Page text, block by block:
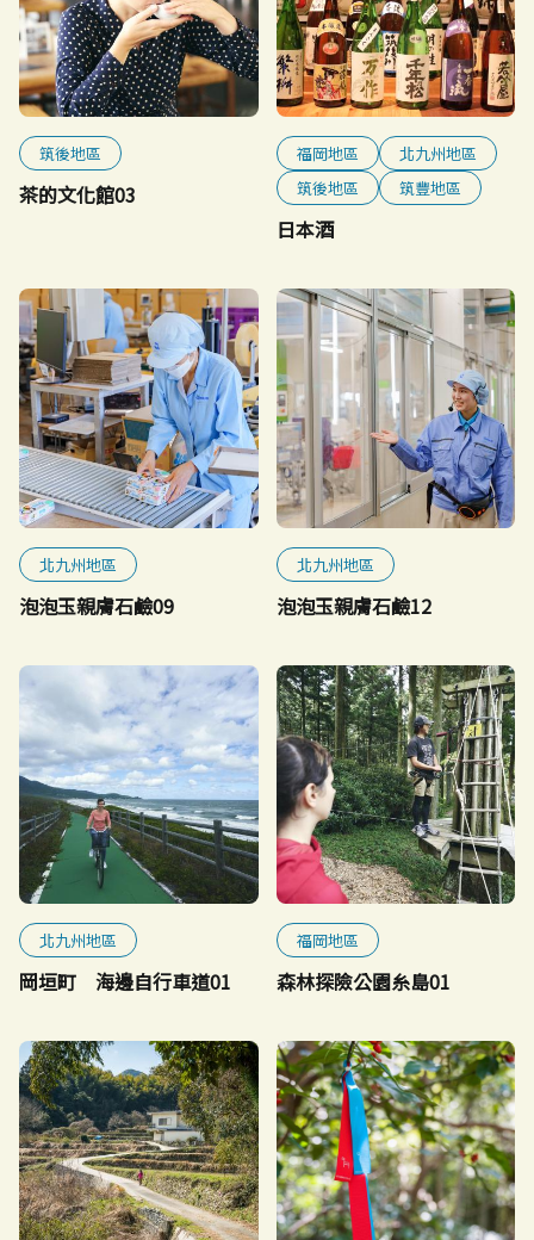
筑後地區
茶的文化館03
福岡地區
北九州地區
筑後地區
筑豐地區
日本酒
北九州地區
泡泡玉親膚石鹼09
北九州地區
泡泡玉親膚石鹼12
北九州地區
岡垣町 海邊自行車道01
福岡地區
森林探險公園糸島01